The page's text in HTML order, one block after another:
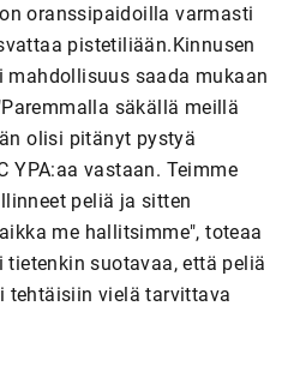
oranssipaidoilla varmasti
pistetiliään.Kinnusen
mahdollisuus saada mukaan
säkällä meillä
olisi pitänyt pystyä
YPA:aa vastaan. Teimme
peliä ja sitten
me hallitsimme", toteaa
suotavaa, että peliä
tehtäisiin vielä tarvittava